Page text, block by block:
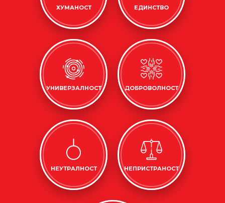
ХУМАНОСТ ЕДИНСТВО
УНИВЕРЗАЛНОСТ ДОБРОВОЛНОСТ
НЕУТРАЛНОСТ НЕПРИСТРАНОСТ